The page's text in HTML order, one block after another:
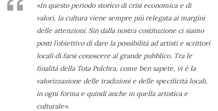
«In questo periodo storico di crisi economica e di
valori, la cultura viene sempre più relegata ai margini
delle attenzioni. Sin dalla nostra costituzione ci siamo
posti l’obiettivo di dare la possibilità ad artisti e scrittori
locali di farsi conoscere al grande pubblico. Tra le
finalità della Tota Pulchra, come ben sapete, vi è la
valorizzazione delle tradizioni e delle specificità locali,
in ogni forma e quindi anche in quella artistica e
culturale».